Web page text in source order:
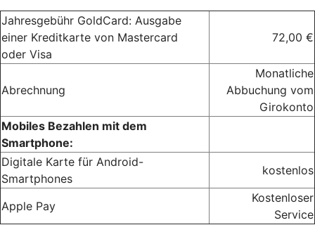
Jahresgebühr GoldCard: Ausgabe
einer Kreditkarte von Mastercard
oder Visa
72,00 €
Abrechnung
Monatliche
Abbuchung vom
Girokonto
Mobiles Bezahlen mit dem
Smartphone:
Digitale Karte für Android-
Smartphones
kostenlos
Apple Pay
Kostenloser
Service